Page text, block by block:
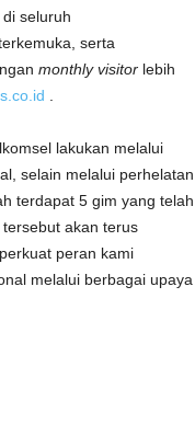
seluruh
serta
monthly visitor lebih
lakukan melalui
selain melalui perhelatan
terdapat 5 gim yang telah
akan terus
peran kami
melalui berbagai upaya